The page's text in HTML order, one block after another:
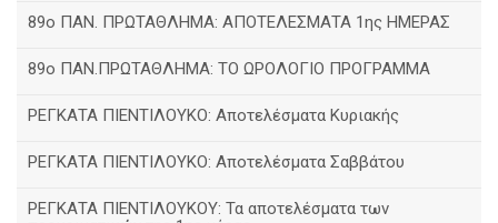
89ο ΠΑΝ. ΠΡΩΤΑΘΛΗΜΑ: ΑΠΟΤΕΛΕΣΜΑΤΑ 1ης ΗΜΕΡΑΣ
89ο ΠΑΝ.ΠΡΩΤΑΘΛΗΜΑ: ΤΟ ΩΡΟΛΟΓΙΟ ΠΡΟΓΡΑΜΜΑ
ΡΕΓΚΑΤΑ ΠΙΕΝΤΙΛΟΥΚΟ: Αποτελέσματα Κυριακής
ΡΕΓΚΑΤΑ ΠΙΕΝΤΙΛΟΥΚΟ: Αποτελέσματα Σαββάτου
ΡΕΓΚΑΤΑ ΠΙΕΝΤΙΛΟΥΚΟΥ: Τα αποτελέσματα των